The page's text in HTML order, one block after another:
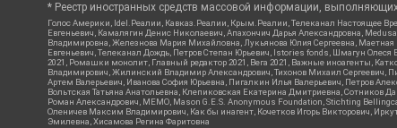
* Реестр иностранных средств массовой информации,
Голос Америки, Idel.Реалии, Кавказ.Реалии, Крым.Реалии, Телеканал Настоящее
Евгеньевич, Камалягин Денис Николаевич, Апахончич Дарья Александровна,
Владимировна, Железнова Мария Михайловна, Лукьянова Юлия Сергеевна,
Евгеньевич, Телеканал Дождь, Петров Степан Юрьевич, Istories fonds, Шмагун
2021, Ромашки монолит, Главный редактор 2021, Вега 2021, Важные иноагенты,
Владимирович, Жилинский Владимир Александрович, Тихонов Михаил Сергеевич,
Артем Валерьевич, Иванова София Юрьевна, Пигалкин Илья Валерьевич, Петров
Вольтская Татьяна Анатольевна, Клепиковская Екатерина Дмитриевна, Сотников
Роман Александрович, МЕМО, Mason G.E.S. Anonymous Foundation, Stichting
Оленичев Максим Владимирович, Как бы инагент, Кочетков Игорь Викторович,
Эмилевна, Хисамова Регина Фаритовна